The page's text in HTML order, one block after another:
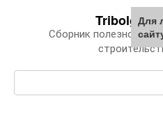
Сборник полезной
Для